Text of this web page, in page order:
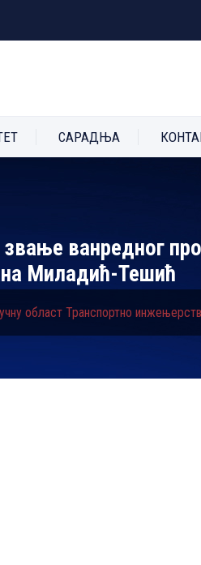
САРАДЊА
ванредног
Миладић-Тешић
област Транспортно